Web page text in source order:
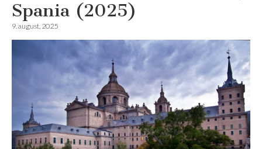
Spania (2025)
9. august, 2025